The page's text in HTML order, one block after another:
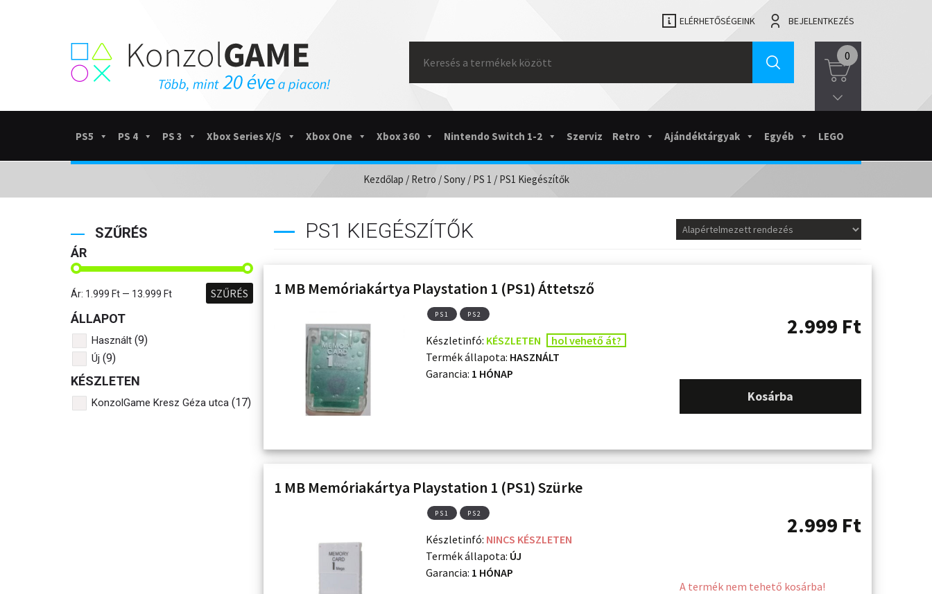
ELÉRHETŐSÉGEINK BEJELENTKEZÉS
for:
0
PS5 PS 4 PS 3 Xbox Series X/S Xbox One Xbox 360 Nintendo Switch 1-2 Szerviz Retro Ajándéktárgyak Egyéb LEGO
Kezdőlap / Retro /Sony/ PS 1 / PS1 Kiegészítők
SZŰRÉS
ÁR
SZŰRÉS
Ár: 1.999 Ft — 13.999 Ft
ÁLLAPOT
Használt (9)
Új (9)
KÉSZLETEN
KonzolGame Kresz Géza utca (17)
PS1 KIEGÉSZÍTŐK
1 MB Memóriakártya Playstation 1 (PS1) Áttetsző
PS1 PS2
Készletinfó: KÉSZLETEN
hol vehető át?
Termék állapota: HASZNÁLT
Garancia: 1 HÓNAP
2.999 Ft
Kosárba
1 MB Memóriakártya Playstation 1 (PS1) Szürke
PS1 PS2
Készletinfó: NINCS KÉSZLETEN
Termék állapota: ÚJ
Garancia: 1 HÓNAP
2.999 Ft
A termék nem tehető kosárba!